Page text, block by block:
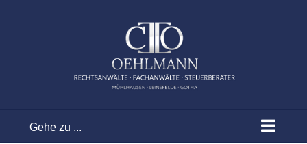
Gehe zu ...